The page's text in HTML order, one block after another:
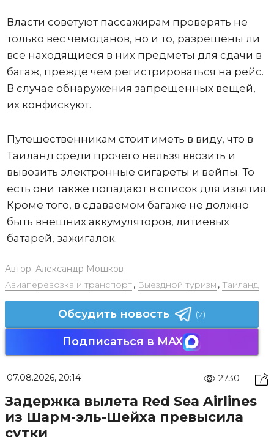
Власти советуют пассажирам проверять не
только вес чемоданов, но и то, разрешены ли
все находящиеся в них предметы для сдачи в
багаж, прежде чем регистрироваться на рейс.
В случае обнаружения запрещенных вещей,
их конфискуют.
Путешественникам стоит иметь в виду, что в
Таиланд среди прочего нельзя ввозить и
вывозить электронные сигареты и вейпы. То
есть они также попадают в список для изъятия.
Кроме того, в сдаваемом багаже не должно
быть внешних аккумуляторов, литиевых
батарей, зажигалок.
Автор: Александр Мошков
Авиаперевозка и транспорт, Выездной туризм , Таиланд
Обсудить новость (7)
Подписаться в MAX
07.08.2026, 20:14 2730
Задержка вылета Red Sea Airlines
из Шарм-эль-Шейха превысила
сутки